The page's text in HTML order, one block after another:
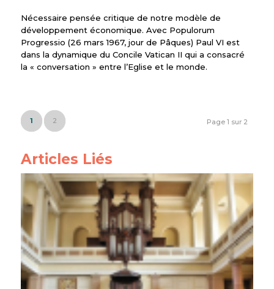
Nécessaire pensée critique de notre modèle de
développement économique. Avec Populorum
Progressio (26 mars 1967, jour de Pâques) Paul VI est
dans la dynamique du Concile Vatican II qui a consacré
la « conversation » entre l’Eglise et le monde.
Page 1 sur 2
1 2
Articles Liés